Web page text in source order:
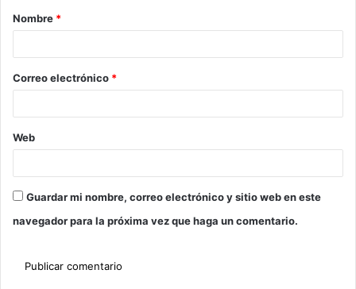
Nombre *
Correo electrónico *
Web
Guardar mi nombre, correo electrónico y sitio web en este
navegador para la próxima vez que haga un comentario.